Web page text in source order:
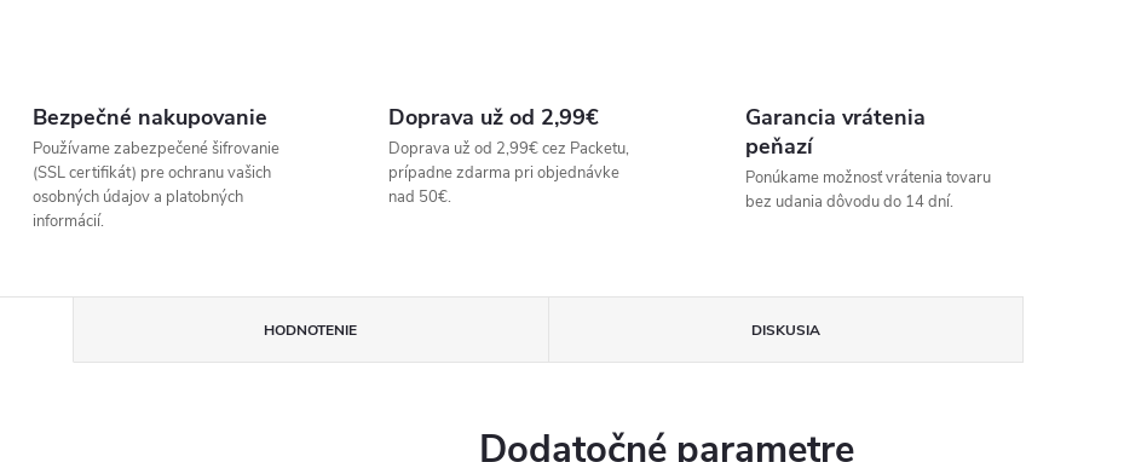
Bezpečné nakupovanie
Používame zabezpečené šifrovanie
(SSL certifikát) pre ochranu vašich
osobných údajov a platobných
informácií.
Doprava už od 2,99€
Doprava už od 2,99€ cez Packetu,
prípadne zdarma pri objednávke
nad 50€.
Garancia vrátenia
peňazí
Ponúkame možnosť vrátenia tovaru
bez udania dôvodu do 14 dní.
HODNOTENIE DISKUSIA
Dodatočné parametre